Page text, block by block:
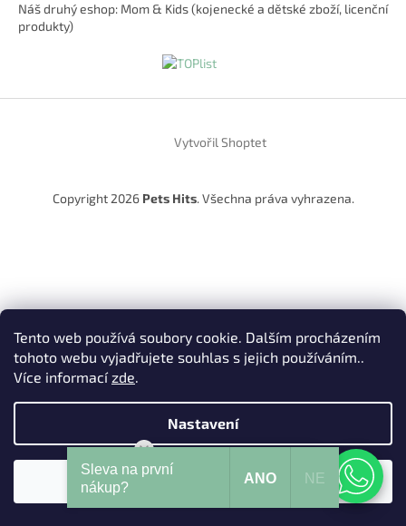
Tento web používá soubory cookie. Dalším procházením
tohoto webu vyjadřujete souhlas s jejich používáním..
Více informacízde.
Nastavení
Náš druhý eshop: Mom & Kids (kojenecké a dětské zboží, licenční
produkty)
Vytvořil Shoptet
Copyright 2026 Pets Hits. Všechna práva vyhrazena.
Mohu Vám pomoci?
Sleva na první
nákup?
ANO NE